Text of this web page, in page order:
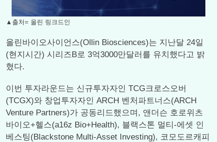
▲출처= 올린 링크드인
올린바이오사이언스(Ollin Biosciences)는 지난달 24일
(현지시간) 시리즈B로 3억3000만달러를 유치했다고 밝
혔다.
이번 투자라운드는 신규투자자인 TCG크로스오버
(TCGX)와 창업투자자인 ARCH 벤처파트너스(ARCH
Venture Partners)가 공동리드했으며, 앤더슨 호로위츠
바이오+헬스(a16z Bio+Health), 블랙스톤 멀티-에셋 인
베스팅(Blackstone Multi-Asset Investing), 코모도르캐피